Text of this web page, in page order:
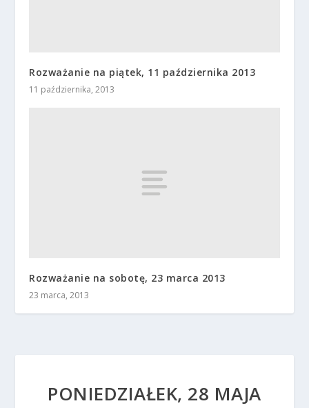
Rozważanie na piątek, 11 października 2013
11 października, 2013
Rozważanie na sobotę, 23 marca 2013
23 marca, 2013
PONIEDZIAŁEK, 28 MAJA